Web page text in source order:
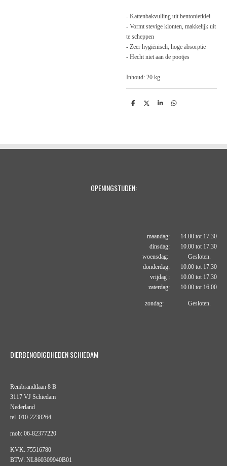
- Kattenbakvulling uit bentonietklei
- Vormt stevige klonten, makkelijk uit
te scheppen
- Zeer hygiënisch, hoge absorptie
- Hecht niet aan de pootjes
Inhoud: 20 kg
D
D
S
D
OPENINGSTIJDEN:
maandag: 14.00 tot 17.30
dinsdag: 10.00 tot 17.30
woensdag: Gesloten.
donderdag: 10.00 tot 17.30
vrijdag : 10.00 tot 17.30
zaterdag: 10.00 tot 16.00
zondag: Gesloten.
DIERBENODIGDHEDEN SCHIEDAM
Rembrandtlaan 8 B
3117 VJ Schiedam
Nederland
tel. 010-2238264
mob: 06-82377220
KVK: 75516780
BTW: NL860309940B01